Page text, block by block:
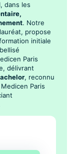
dans les
. Notre
propose
initiale
Paris
délivrant
, reconnu
Paris